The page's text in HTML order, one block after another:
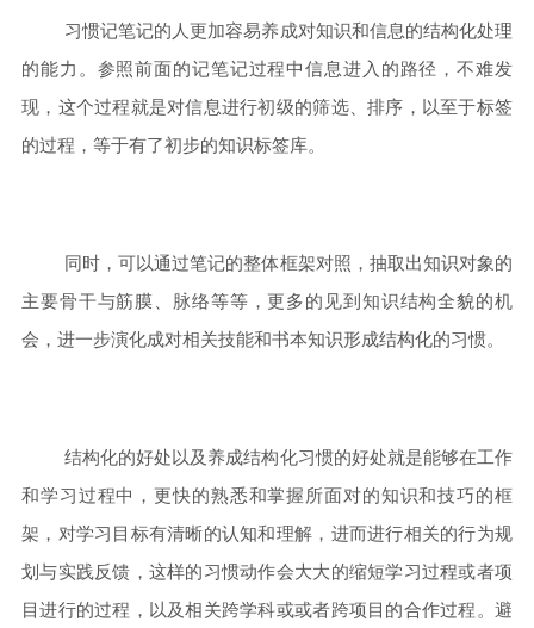
习惯记笔记的人更加容易养成对知识和信息的结构化处理
的能力。参照前面的记笔记过程中信息进入的路径，不难发
现，这个过程就是对信息进行初级的筛选、排序，以至于标签
的过程，等于有了初步的知识标签库。
同时，可以通过笔记的整体框架对照，抽取出知识对象的
主要骨干与筋膜、脉络等等，更多的见到知识结构全貌的机
会，进一步演化成对相关技能和书本知识形成结构化的习惯。
结构化的好处以及养成结构化习惯的好处就是能够在工作
和学习过程中，更快的熟悉和掌握所面对的知识和技巧的框
架，对学习目标有清晰的认知和理解，进而进行相关的行为规
划与实践反馈，这样的习惯动作会大大的缩短学习过程或者项
目进行的过程，以及相关跨学科或或者跨项目的合作过程。避